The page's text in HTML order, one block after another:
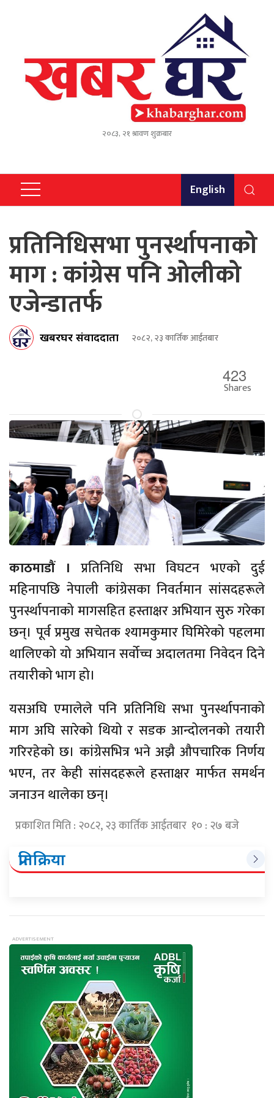
२०८३, २१ श्रावण शुक्रबार
English
प्रतिनिधिसभा पुनर्स्थापनाको
माग : कांग्रेस पनि ओलीको
एजेन्डातर्फ
खबरघर संवाददाता २०८२, २३ कार्तिक आईतबार
423
Shares
काठमाडौं । प्रतिनिधि सभा विघटन भएको दुई
महिनापछि नेपाली कांग्रेसका निवर्तमान सांसदहरूले
पुनर्स्थापनाको मागसहित हस्ताक्षर अभियान सुरु गरेका
छन्। पूर्व प्रमुख सचेतक श्यामकुमार घिमिरेको पहलमा
थालिएको यो अभियान सर्वोच्च अदालतमा निवेदन दिने
तयारीको भाग हो।
यसअघि एमालेले पनि प्रतिनिधि सभा पुनर्स्थापनाको
माग अघि सारेको थियो र सडक आन्दोलनको तयारी
गरिरहेको छ। कांग्रेसभित्र भने अझै औपचारिक निर्णय
भएन, तर केही सांसदहरूले हस्ताक्षर मार्फत समर्थन
जनाउन थालेका छन्।
प्रकाशित मिति : २०८२, २३ कार्तिक आईतबार १० : २७ बजे
प्रतिक्रिया